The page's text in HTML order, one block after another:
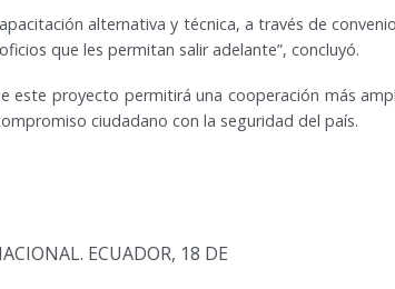
alternativa y técnica, a través de
que les permitan salir adelante”, concluyó.
proyecto permitirá una cooperación más
ciudadano con la seguridad del país.